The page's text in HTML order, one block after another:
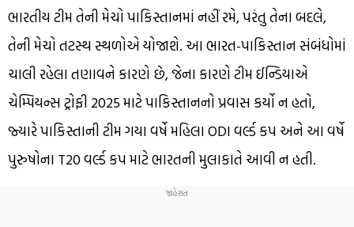
ભારતીય ટીમ તેની મેચો પાકિસ્તાનમાં નહીં રમે, પરંતુ તેના બદલે,
તેની મેચો તટસ્થ સ્થળોએ યોજાશે. આ ભારત-પાકિસ્તાન સંબંધોમાં
ચાલી રહેલા તણાવને કારણે છે, જેના કારણે ટીમ ઈન્ડિયાએ
ચેમ્પિયન્સ ટ્રોફી 2025 માટે પાકિસ્તાનનો પ્રવાસ કર્યો ન હતો,
જ્યારે પાકિસ્તાની ટીમ ગયા વર્ષે મહિલા ODI વર્લ્ડ કપ અને આ વર્ષે
પુરુષોના T20 વર્લ્ડ કપ માટે ભારતની મુલાકાતે આવી ન હતી.